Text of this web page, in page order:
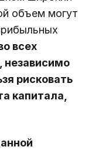
объем могут
всех
независимо
рисковать
капитала,